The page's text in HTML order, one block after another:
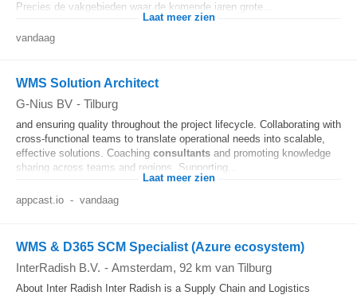
Precies de vakgebieden waar de komende jaren grote...
Laat meer zien
vandaag
WMS Solution Architect
G-Nius BV - Tilburg
and ensuring quality throughout the project lifecycle. Collaborating with
cross‑functional teams to translate operational needs into scalable,
effective solutions. Coaching consultants and promoting knowledge
sharing across teams and regions. Supporting...
Laat meer zien
appcast.io - vandaag
WMS & D365 SCM Specialist (Azure ecosystem)
InterRadish B.V. - Amsterdam, 92 km van Tilburg
About Inter Radish Inter Radish is a Supply Chain and Logistics